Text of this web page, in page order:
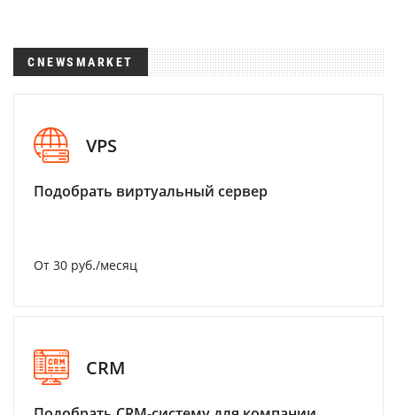
CNEWSMARKET
VPS
Подобрать виртуальный сервер
От 30 руб./месяц
CRM